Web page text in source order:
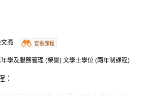
憑
查看課程
學及服務管理 (榮譽) 文學士學位 (兩年制課程)
：
及認證分析科學 (榮譽) 理學士學位 (兩